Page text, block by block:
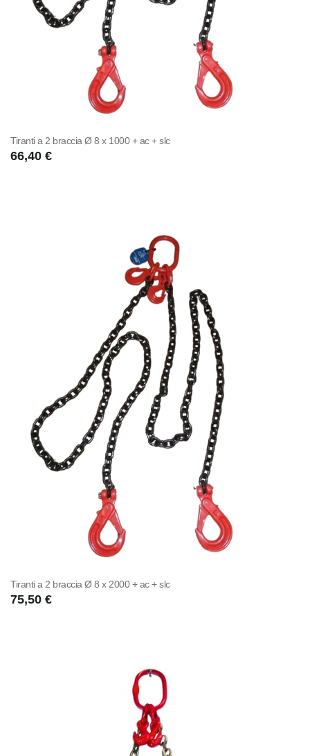
Tiranti a 2 braccia Ø 8 x 1000 + ac + slc
66,40 €
Tiranti a 2 braccia Ø 8 x 2000 + ac + slc
75,50 €